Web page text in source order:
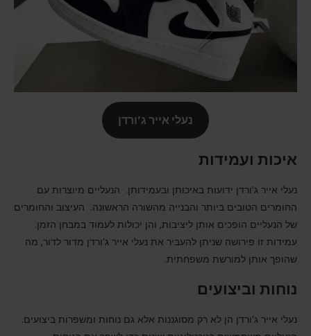
נעלי אייר ג’ורדן
איכות ועמידות
נעלי אייר ג’ורדן ידועות באיכותן ובעמידותן. הנעליים מיוצרות עם
החומרים הטובים ביותר והבנייה מהשורה הראשונה. העיצוב והחומרים
של הנעליים הופכים אותן ליציבות, והן יכולות לעמוד במבחן הזמן.
עמידות זו פירושה שניתן להעביר את נעלי אייר ג’ורדן מדור לדור, מה
שהופך אותן למורשת משפחתית.
נוחות וביצועים
נעלי אייר ג’ורדן הן לא רק מסוגננות אלא גם נוחות ומשפרות ביצועים.